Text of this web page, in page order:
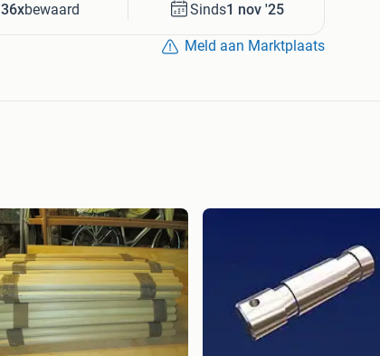
36xbewaard Sinds1 nov '25
Meld aan Marktplaats